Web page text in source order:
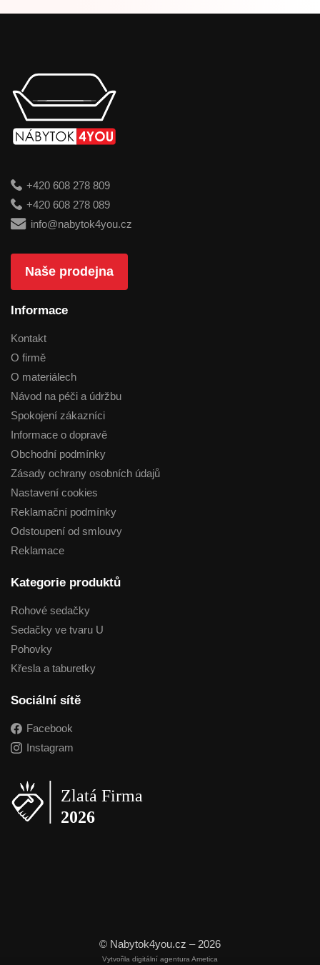
+420 608 278 809
+420 608 278 089
info@nabytok4you.cz
Naše prodejna
Informace
Kontakt
O firmě
O materiálech
Návod na péči a údržbu
Spokojení zákazníci
Informace o dopravě
Obchodní podmínky
Zásady ochrany osobních údajů
Nastavení cookies
Reklamační podmínky
Odstoupení od smlouvy
Reklamace
Kategorie produktů
Rohové sedačky
Sedačky ve tvaru U
Pohovky
Křesla a taburetky
Sociální sítě
Facebook
Instagram
© Nabytok4you.cz – 2026
Vytvořila digitální agentura Ametica